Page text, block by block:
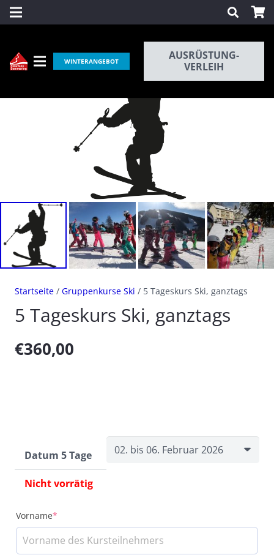
WINTERANGEBOT
AUSRÜSTUNG-
VERLEIH
Startseite / Gruppenkurse Ski / 5 Tageskurs Ski, ganztags
5 Tageskurs Ski, ganztags
€360,00
Datum 5 Tage
Nicht vorrätig
Vorname*